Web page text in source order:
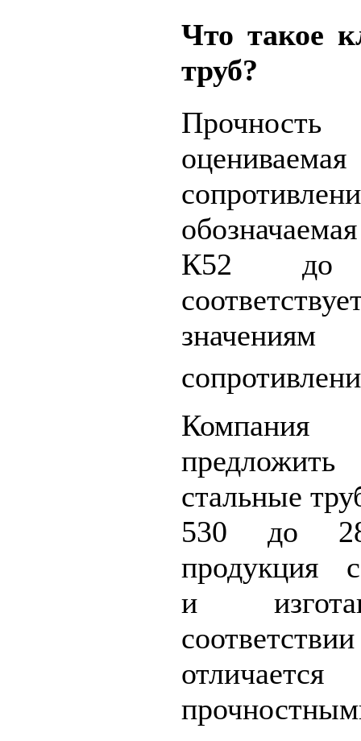
Что такое
труб?
Прочность
К52 до
Компания
стальные
530 до
продукция
и